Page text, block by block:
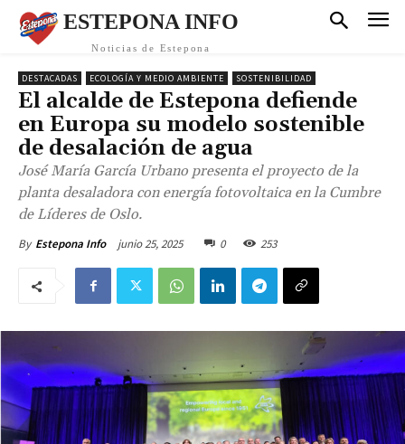
ESTEPONA INFO
Noticias de Estepona
DESTACADAS ECOLOGÍA Y MEDIO AMBIENTE SOSTENIBILIDAD
El alcalde de Estepona defiende
en Europa su modelo sostenible
de desalación de agua
José María García Urbano presenta el proyecto de la
planta desaladora con energía fotovoltaica en la Cumbre
de Líderes de Oslo.
By Estepona Info junio 25, 2025 0 253